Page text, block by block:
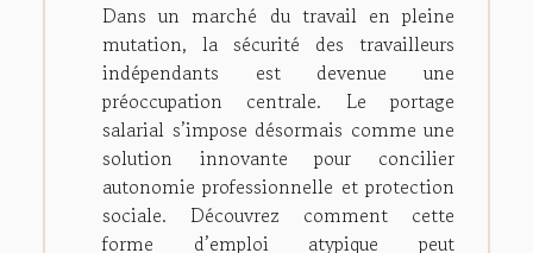
Dans un marché du travail en pleine
mutation, la sécurité des travailleurs
indépendants est devenue une
préoccupation centrale. Le portage
salarial s’impose désormais comme une
solution innovante pour concilier
autonomie professionnelle et protection
sociale. Découvrez comment cette
forme d’emploi atypique peut